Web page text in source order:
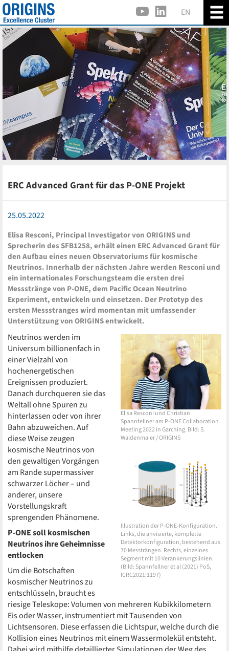
EN
ERC Advanced Grant für das P-ONE Projekt
25.05.2022
Elisa Resconi, Principal Investigator von ORIGINS und
Sprecherin des SFB1258, erhält einen ERC Advanced Grant für
den Aufbau eines neuen Observatoriums für kosmische
Neutrinos. Innerhalb der nächsten Jahre werden Resconi und
ein internationales Forschungsteam die ersten drei
Messstränge von P-ONE, dem Pacific Ocean Neutrino
Experiment, entwickeln und einsetzen. Der Prototyp des
ersten Messstranges wird momentan mit umfassender
Unterstützung von ORIGINS entwickelt.
Elisa Resconi und Christian
Spannfellner am P-ONE Collaboration
Meeting 2022 in Garching. Bild: S.
Waldenmaier / ORIGINS
Illustration der P-ONE-Konfiguration.
Links, die anvisierte, komplette
Detektorkonfiguration, bestehend aus
70 Messträngen. Rechts, einzelnes
Segment mit 10 Verankerungslinien.
(Bild: Spannfellner et al (2021) PoS,
ICRC2021:1197)
Neutrinos werden im
Universum billionenfach in
einer Vielzahl von
hochenergetischen
Ereignissen produziert.
Danach durchqueren sie das
Weltall ohne Spuren zu
hinterlassen oder von ihrer
Bahn abzuweichen. Auf
diese Weise zeugen
kosmische Neutrinos von
den gewaltigen Vorgängen
am Rande supermassiver
schwarzer Löcher – und
anderer, unsere
Vorstellungskraft
sprengenden Phänomene.
P-ONE soll kosmischen
Neutrinos ihre Geheimnisse
entlocken
Um die Botschaften
kosmischer Neutrinos zu
entschlüsseln, braucht es
riesige Teleskope: Volumen von mehreren Kubikkilometern
Eis oder Wasser, instrumentiert mit Tausenden von
Lichtsensoren. Diese erfassen die Lichtspur, welche durch die
Kollision eines Neutrinos mit einem Wassermolekül entsteht.